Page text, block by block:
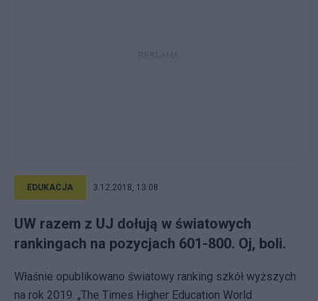
EDUKACJA 3.12.2018, 13:08
UW razem z UJ dołują w światowych
rankingach na pozycjach 601-800. Oj, boli.
Właśnie opublikowano światowy ranking szkół wyższych
na rok 2019. „The Times Higher Education World